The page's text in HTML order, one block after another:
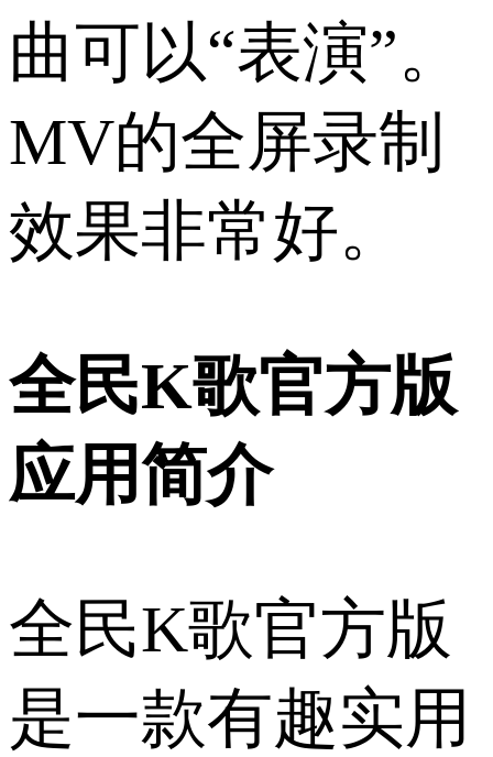
曲可以“表演”。
MV的全屏录制
效果非常好。
全民K歌官方版
应用简介
全民K歌官方版
是一款有趣实用